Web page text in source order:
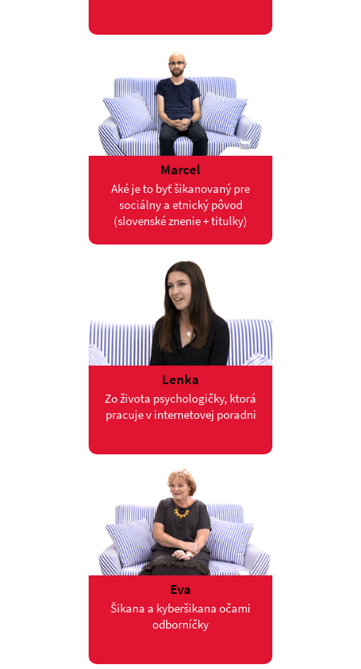
Marcel
Aké je to byť šikanovaný pre
sociálny a etnický pôvod
(slovenské znenie + titulky)
Lenka
Zo života psychologičky, ktorá
pracuje v internetovej poradni
Eva
Šikana a kyberšikana očami
odborníčky